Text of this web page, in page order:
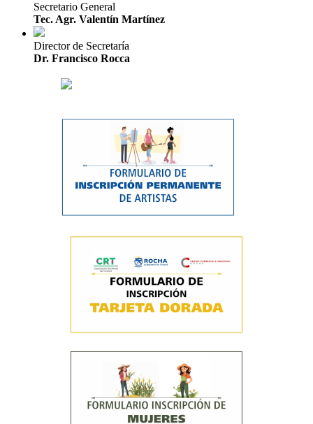
Secretario General
Tec. Agr. Valentín Martínez
Director de Secretaría
Dr. Francisco Rocca